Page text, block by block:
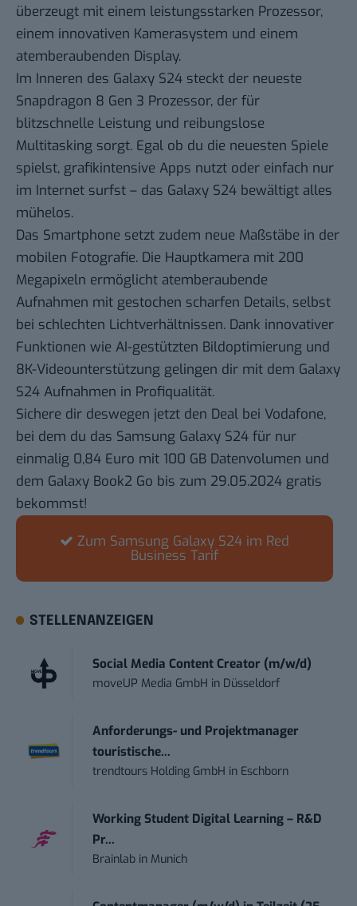
überzeugt mit einem leistungsstarken Prozessor,
einem innovativen Kamerasystem und einem
atemberaubenden Display.
Im Inneren des Galaxy S24 steckt der neueste
Snapdragon 8 Gen 3 Prozessor, der für
blitzschnelle Leistung und reibungslose
Multitasking sorgt. Egal ob du die neuesten Spiele
spielst, grafikintensive Apps nutzt oder einfach nur
im Internet surfst – das Galaxy S24 bewältigt alles
mühelos.
Das Smartphone setzt zudem neue Maßstäbe in der
mobilen Fotografie. Die Hauptkamera mit 200
Megapixeln ermöglicht atemberaubende
Aufnahmen mit gestochen scharfen Details, selbst
bei schlechten Lichtverhältnissen. Dank innovativer
Funktionen wie AI-gestützten Bildoptimierung und
8K-Videounterstützung gelingen dir mit dem Galaxy
S24 Aufnahmen in Profiqualität.
Sichere dir deswegen jetzt den Deal bei Vodafone,
bei dem du das Samsung Galaxy S24 für nur
einmalig 0,84 Euro mit 100 GB Datenvolumen und
dem Galaxy Book2 Go bis zum 29.05.2024 gratis
bekommst!
Zum Samsung Galaxy S24 im Red
Business Tarif
STELLENANZEIGEN
Social Media Content Creator (m/w/d)
moveUP Media GmbH in Düsseldorf
Anforderungs- und Projektmanager
touristische...
trendtours Holding GmbH in Eschborn
Working Student Digital Learning – R&D
Pr...
Brainlab in Munich